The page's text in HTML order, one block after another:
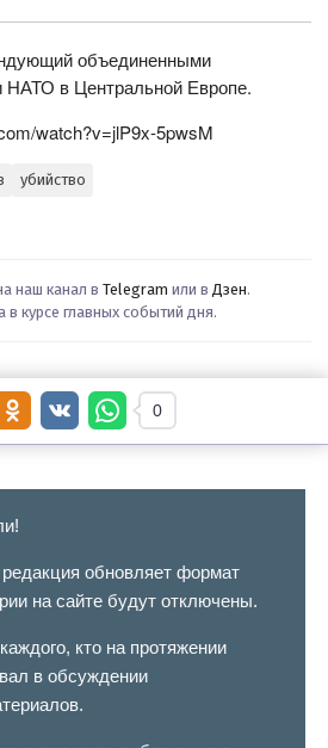
объединенными
НАТО в Центральной Европе.
watch?v=jlP9x-5pwsM
убийство
наш канал в Telegram или в Дзен.
в курсе главных событий дня.
0
обновляет формат
на сайте будут отключены.
кто на протяжении
в обсуждении